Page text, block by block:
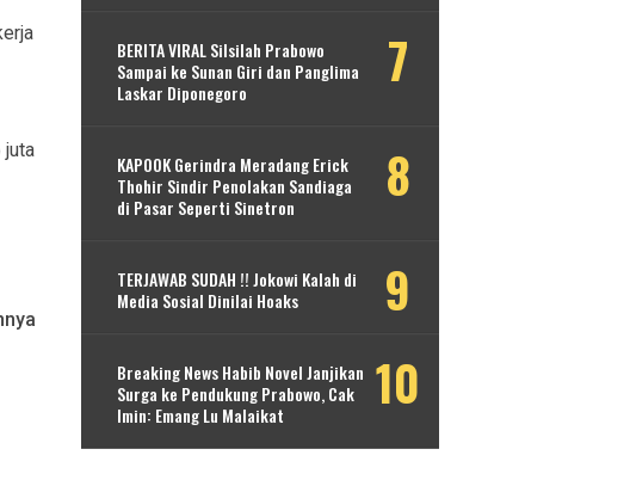
juta
BERITA VIRAL Silsilah Prabowo
Sampai ke Sunan Giri dan Panglima
Laskar Diponegoro
KAPOOK Gerindra Meradang Erick
Thohir Sindir Penolakan Sandiaga
di Pasar Seperti Sinetron
TERJAWAB SUDAH !! Jokowi Kalah di
Media Sosial Dinilai Hoaks
Breaking News Habib Novel Janjikan
Surga ke Pendukung Prabowo, Cak
Imin: Emang Lu Malaikat